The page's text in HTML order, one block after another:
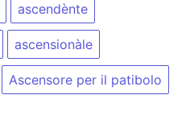
ascendènte
ascensionàle
Ascensore per il patibolo